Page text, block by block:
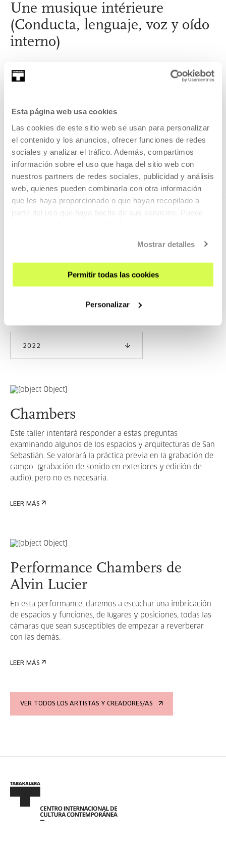
Esta página web usa cookies
Las cookies de este sitio web se usan para personalizar
el contenido y los anuncios, ofrecer funciones de redes
sociales y analizar el tráfico. Además, compartimos
información sobre el uso que haga del sitio web con
nuestros partners de redes sociales, publicidad y análisis
web, quienes pueden combinarla con otra información
que les haya proporcionado o que hayan recopilado a
partir del uso que haya hecho de sus servicios. Puede
Mostrar detalles
Permitir todas las cookies
Personalizar
Une musique intérieure
(Conducta, lenguaje, voz y oído
interno)
VER TODOS LOS ARTISTAS Y CREADORES/AS
ACTIVIDADES EN LAS QUE HA
2022
Chambers
Este taller intentará responder a estas preguntas
examinando algunos de los espacios y arquitecturas de San
Sebastián. Se valorará la práctica previa en la grabación de
campo (grabación de sonido en exteriores y edición de
audio), pero no es necesaria.
LEER MÁS
Performance Chambers de
Alvin Lucier
En esta performance, daremos a escuchar una imbricación
de espacios y funciones, de lugares y posiciones, todas las
cámaras que sean susceptibles de empezar a reverberar
con las demás.
LEER MÁS
VER TODOS LOS ARTISTAS Y CREADORES/AS